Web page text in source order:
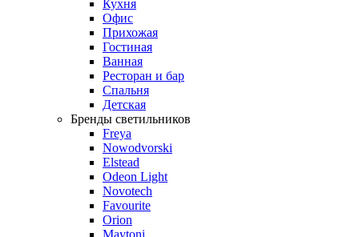
Кухня
Офис
Прихожая
Гостиная
Ванная
Ресторан и бар
Спальня
Детская
Бренды светильников
Freya
Nowodvorski
Elstead
Odeon Light
Novotech
Favourite
Orion
Maytoni